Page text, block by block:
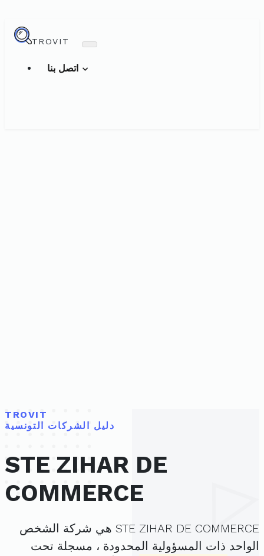
TROVIT
TROVIT
دليل الشركات التونسية
STE ZIHAR DE
COMMERCE
STE ZIHAR DE COMMERCE هي شركة الشخص
الواحد ذات المسؤولية المحدودة ، مسجلة تحت